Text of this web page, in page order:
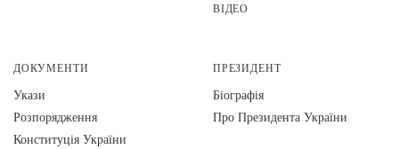
ВІДЕО
ДОКУМЕНТИ
Укази
Розпорядження
Конституція України
ПРЕЗИДЕНТ
Біографія
Про Президента України